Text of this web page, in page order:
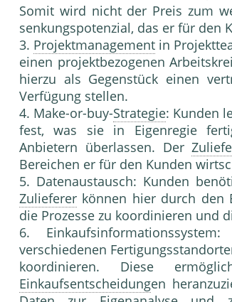
Somit wird nicht der Preis zum
senkungspotenzial, das er für den
3. Projektmanagement in
einen projektbezogenen
hierzu als Gegenstück einen
Verfügung stellen.
4. Make-or-buy-Strategie: Kunden
fest, was sie in Eigenregie
Anbietern überlassen. Der
Bereichen er für den Kunden
5. Datenaustausch: Kunden
Zulieferer können hier durch den
die Prozesse zu koordinieren und
6.
verschiedenen
koordinieren. Diese
Einkaufsentscheidungen